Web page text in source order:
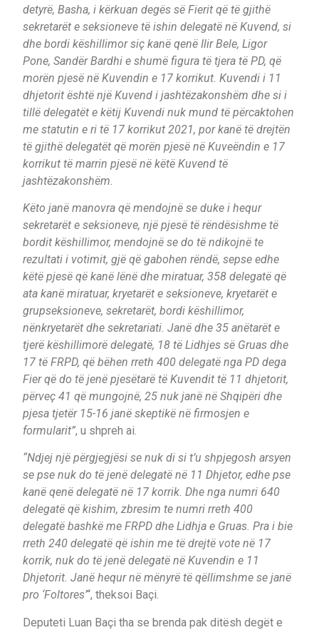
detyrë, Basha, i kërkuan degës së Fierit që të gjithë
sekretarët e seksioneve të ishin delegatë në Kuvend, si
dhe bordi këshillimor siç kanë qenë Ilir Bele, Ligor
Pone, Sandër Bardhi e shumë figura të tjera të PD, që
morën pjesë në Kuvendin e 17 korrikut. Kuvendi i 11
dhjetorit është një Kuvend i jashtëzakonshëm dhe si i
tillë delegatët e këtij Kuvendi nuk mund të përcaktohen
me statutin e ri të 17 korrikut 2021, por kanë të drejtën
të gjithë delegatët që morën pjesë në Kuveëndin e 17
korrikut të marrin pjesë në këtë Kuvend të
jashtëzakonshëm.
Këto janë manovra që mendojnë se duke i hequr
sekretarët e seksioneve, një pjesë të rëndësishme të
bordit këshillimor, mendojnë se do të ndikojnë te
rezultati i votimit, gjë që gabohen rëndë, sepse edhe
këtë pjesë që kanë lënë dhe miratuar, 358 delegatë që
ata kanë miratuar, kryetarët e seksioneve, kryetarët e
grupseksioneve, sekretarët, bordi këshillimor,
nënkryetarët dhe sekretariati. Janë dhe 35 anëtarët e
tjerë këshillimorë delegatë, 18 të Lidhjes së Gruas dhe
17 të FRPD, që bëhen rreth 400 delegatë nga PD dega
Fier që do të jenë pjesëtarë të Kuvendit të 11 dhjetorit,
përveç 41 që mungojnë, 25 nuk janë në Shqipëri dhe
pjesa tjetër 15-16 janë skeptikë në firmosjen e
formularit”, u shpreh ai.
“Ndjej një përgjegjësi se nuk di si t’u shpjegosh arsyen
se pse nuk do të jenë delegatë në 11 Dhjetor, edhe pse
kanë qenë delegatë në 17 korrik. Dhe nga numri 640
delegatë që kishim, zbresim te numri rreth 400
delegatë bashkë me FRPD dhe Lidhja e Gruas. Pra i bie
rreth 240 delegatë që ishin me të drejtë vote në 17
korrik, nuk do të jenë delegatë në Kuvendin e 11
Dhjetorit. Janë hequr në mënyrë të qëllimshme se janë
pro ‘Foltores’“, theksoi Baçi.
Deputeti Luan Baçi tha se brenda pak ditësh degët e